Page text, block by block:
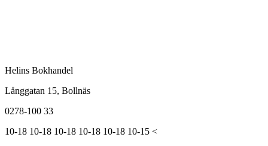
Helins Bokhandel
Långgatan 15, Bollnäs
0278-100 33
10-18 10-18 10-18 10-18 10-18 10-15 <